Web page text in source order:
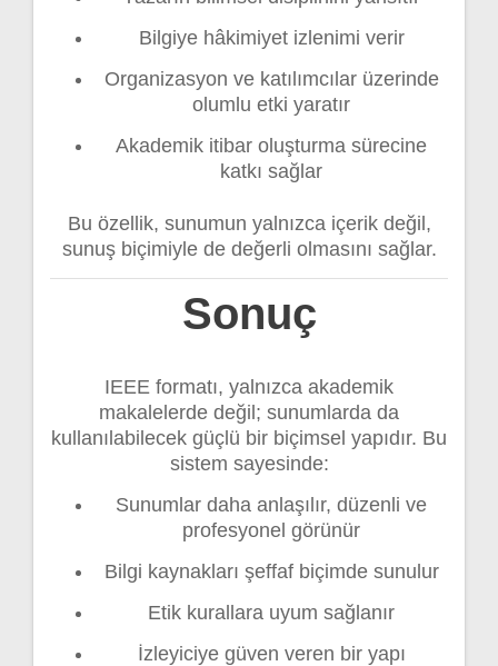
Bilgiye hâkimiyet izlenimi verir
Organizasyon ve katılımcılar üzerinde
olumlu etki yaratır
Akademik itibar oluşturma sürecine
katkı sağlar
Bu özellik, sunumun yalnızca içerik değil,
sunuş biçimiyle de değerli olmasını sağlar.
Sonuç
IEEE formatı, yalnızca akademik
makalelerde değil; sunumlarda da
kullanılabilecek güçlü bir biçimsel yapıdır. Bu
sistem sayesinde:
Sunumlar daha anlaşılır, düzenli ve
profesyonel görünür
Bilgi kaynakları şeffaf biçimde sunulur
Etik kurallara uyum sağlanır
İzleyiciye güven veren bir yapı